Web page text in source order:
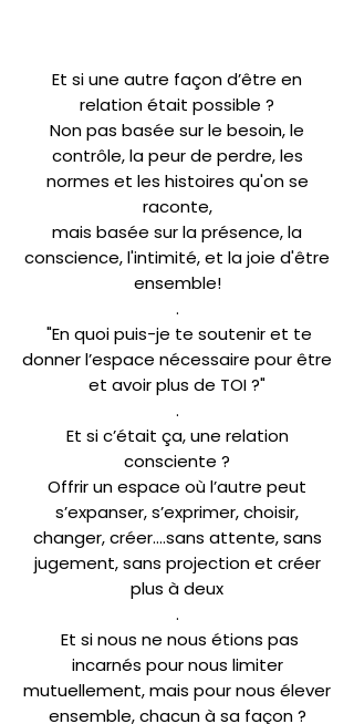
Et si une autre façon d’être en
relation était possible ?
Non pas basée sur le besoin, le
contrôle, la peur de perdre, les
normes et les histoires qu'on se
raconte,
mais basée sur la présence, la
conscience, l'intimité, et la joie d'être
ensemble!
.
"En quoi puis-je te soutenir et te
donner l’espace nécessaire pour être
et avoir plus de TOI ?"
.
Et si c’était ça, une relation
consciente ?
Offrir un espace où l’autre peut
s’expanser, s’exprimer, choisir,
changer, créer….sans attente, sans
jugement, sans projection et créer
plus à deux
.
Et si nous ne nous étions pas
incarnés pour nous limiter
mutuellement, mais pour nous élever
ensemble, chacun à sa façon ?